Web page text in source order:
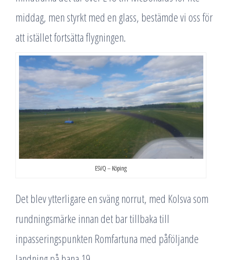
middag, men styrkt med en glass, bestämde vi oss för
att istället fortsätta flygningen.
ESVQ – Köping
Det blev ytterligare en sväng norrut, med Kolsva som
rundningsmärke innan det bar tillbaka till
inpasseringspunkten Romfartuna med påföljande